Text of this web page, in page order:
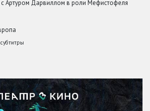
с Артуром Дарвиллом в роли Мефистофеля